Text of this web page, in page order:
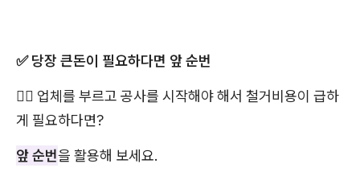
✅ 당장 큰돈이 필요하다면 앞 순번
👉🏻 업체를 부르고 공사를 시작해야 해서 철거비용이 급하
게 필요하다면?
앞 순번을 활용해 보세요.